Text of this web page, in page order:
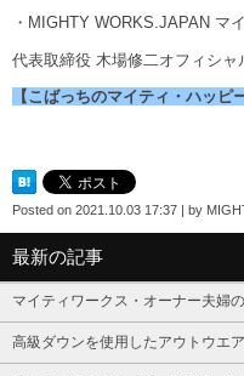
・MIGHTY WORKS.JAPAN マ
代表取締役 木場修二オフィシャ
【こばっちのマイティ・ハッピ
Posted on 2021.10.03 17:37 | by
最新の記事
マイティワークス・オーナー夫婦
高級ダウンを使用したアウトウエ